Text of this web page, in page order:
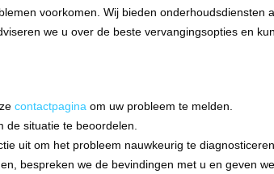
voorkomen. Wij bieden onderhoudsdiensten
we u over de beste vervangingsopties en
contactpagina om uw probleem te melden.
de situatie te beoordelen.
uit om het probleem nauwkeurig te diagnosticeren.
bespreken we de bevindingen met u en geven